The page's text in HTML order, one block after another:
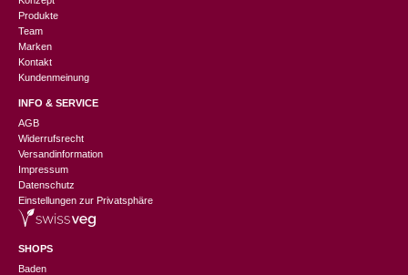
Produkte
Team
Marken
Kontakt
Kundenmeinung
INFO & SERVICE
AGB
Widerrufsrecht
Versandinformation
Impressum
Datenschutz
Einstellungen zur Privatsphäre
SHOPS
Baden